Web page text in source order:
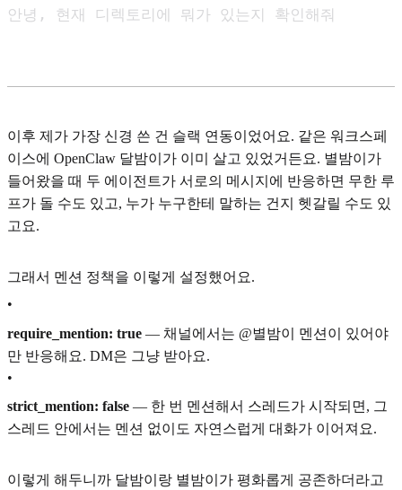
안녕, 현재 디렉토리에 뭐가 있는지 확인해줘
이후 제가 가장 신경 쓴 건 슬랙 연동이었어요. 같은 워크스페
이스에 OpenClaw 달밤이가 이미 살고 있었거든요. 별밤이가
들어왔을 때 두 에이전트가 서로의 메시지에 반응하면 무한 루
프가 돌 수도 있고, 누가 누구한테 말하는 건지 헷갈릴 수도 있
고요.
그래서 멘션 정책을 이렇게 설정했어요.
•
require_mention: true — 채널에서는 @별밤이 멘션이 있어야
만 반응해요. DM은 그냥 받아요.
•
strict_mention: false — 한 번 멘션해서 스레드가 시작되면, 그
스레드 안에서는 멘션 없이도 자연스럽게 대화가 이어져요.
이렇게 해두니까 달밤이랑 별밤이가 평화롭게 공존하더라고